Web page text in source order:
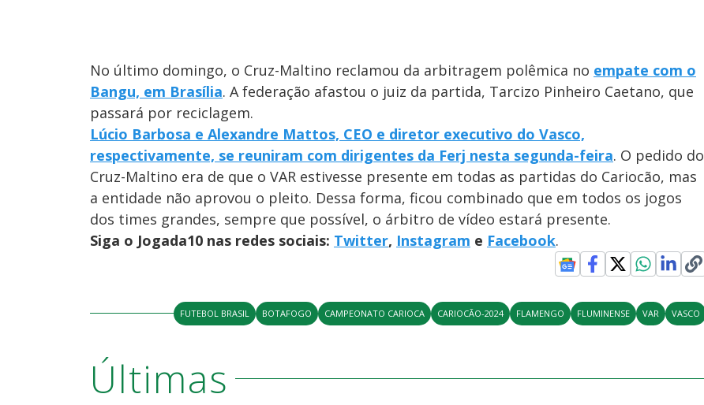
No último domingo, o Cruz-Maltino reclamou da arbitragem polêmica no empate com o
Bangu, em Brasília. A federação afastou o juiz da partida, Tarcizo Pinheiro Caetano, que
passará por reciclagem.
Lúcio Barbosa e Alexandre Mattos, CEO e diretor executivo do Vasco,
respectivamente, se reuniram com dirigentes da Ferj nesta segunda-feira. O pedido do
Cruz-Maltino era de que o VAR estivesse presente em todas as partidas do Cariocão, mas
a entidade não aprovou o pleito. Dessa forma, ficou combinado que em todos os jogos
dos times grandes, sempre que possível, o árbitro de vídeo estará presente.
Siga o Jogada10 nas redes sociais: Twitter, Instagram e Facebook.
FUTEBOL BRASIL BOTAFOGO CAMPEONATO CARIOCA CARIOCÃO-2024 FLAMENGO FLUMINENSE VAR VASCO
Últimas